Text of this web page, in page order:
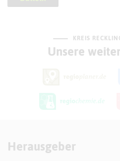
KREIS
Unsere
Herausgeber